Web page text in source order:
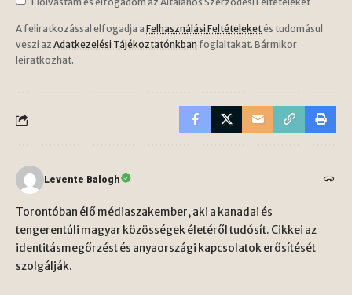
A feliratkozással elfogadja a Felhasználási Feltételeketés tudomásul
veszi az Adatkezelési Tájékoztatónkban foglaltakat. Bármikor
leiratkozhat.
Levente Balogh
Torontóban élő médiaszakember, aki a kanadai és
tengerentúli magyar közösségek életéről tudósít. Cikkei az
identitásmegőrzést és anyaországi kapcsolatok erősítését
szolgálják.